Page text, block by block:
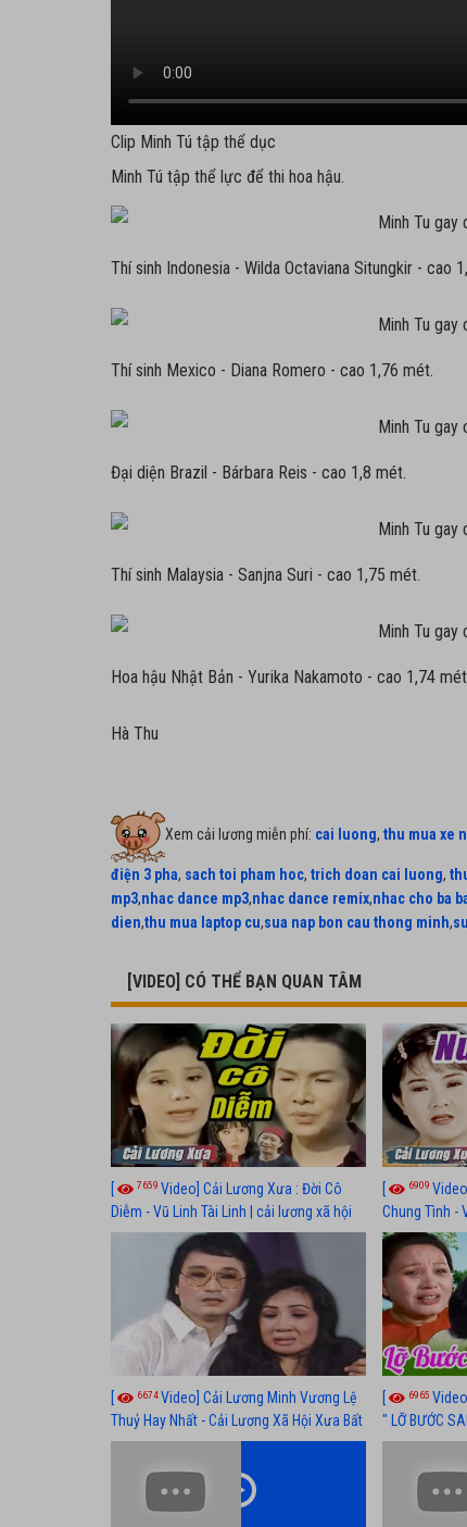
Clip Minh Tú tập thể dục
Minh Tú tập thể lực để thi hoa hậu.
Thí sinh Indonesia - Wilda Octaviana Situngkir - cao
Thí sinh Mexico - Diana Romero - cao 1,76 mét.
Đại diện Brazil - Bárbara Reis - cao 1,8 mét.
Thí sinh Malaysia - Sanjna Suri - cao 1,75 mét.
Hoa hậu Nhật Bản - Yurika Nakamoto - cao 1,74
Hà Thu
Xem cải lương miễn phí: cai luong, thu mua xe
điện 3 pha, sach toi pham hoc, trich doan cai luong,
mp3,nhac dance mp3,nhac dance remix,nhac cho ba
dien,thu mua laptop cu,sua nap bon cau thong minh,
[VIDEO] CÓ THỂ BẠN QUAN TÂM
[ 7659 Video] Cải Lương Xưa : Đời Cô
Diễm - Vũ Linh Tài Linh | cải lương xã hội
hay nhất
[ 6909
Chung Tình -
lương xã hội
[ 6674Video] Cải Lương Minh Vương Lệ
Thuỷ Hay Nhất - Cải Lương Xã Hội Xưa Bất
Hủ
[ 6965
" LỠ BƯỚC
Thuỷ, Thanh